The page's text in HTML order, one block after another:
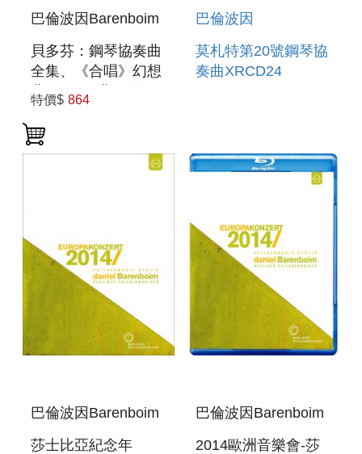
巴倫波因Barenboim
貝多芬：鋼琴協奏曲
全集、《合唱》幻想
曲 3CD(經典再現系
PIANO
CONCERTOS 1-5
特價$ 864
巴倫波因
莫札特第20號鋼琴協
奏曲XRCD24
巴倫波因Barenboim
莎士比亞紀念年
巴倫波因Barenboim
2014歐洲音樂會-莎